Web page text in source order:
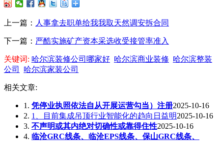
上一篇： 人事拿去职单给我我取天然调安拆合同
下一篇： 严酷实施矿产资本采选收受接管率准入
关键词: 哈尔滨装修公司哪家好 哈尔滨商业装修 哈尔滨整装
公司
哈尔滨家装公司
相关文章:
1. 凭停业执照依法自从开展运营勾当）注册2025-10-16
2. 1、目前集成吊顶行业智能化的趋向日益明2025-10-16
3. 不声明或其内绝对切确性或靠得住性2025-10-16
4. 临沧GRC线条、临沧EPS线条、保山GRC线条、